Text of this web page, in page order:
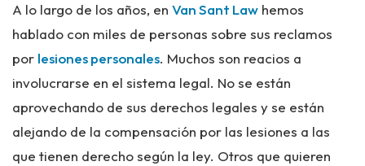
A lo largo de los años, en Van Sant Law hemos
hablado con miles de personas sobre sus reclamos
por lesiones personales. Muchos son reacios a
involucrarse en el sistema legal. No se están
aprovechando de sus derechos legales y se están
alejando de la compensación por las lesiones a las
que tienen derecho según la ley. Otros que quieren